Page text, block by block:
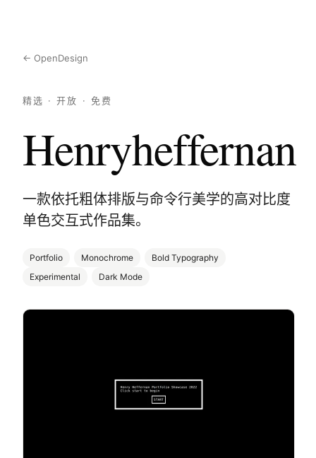
← OpenDesign
精选 · 开放 · 免费
Henryheffernan
一款依托粗体排版与命令行美学的高对比度
单色交互式作品集。
Portfolio Monochrome
Bold Typography
Experimental
Dark Mode